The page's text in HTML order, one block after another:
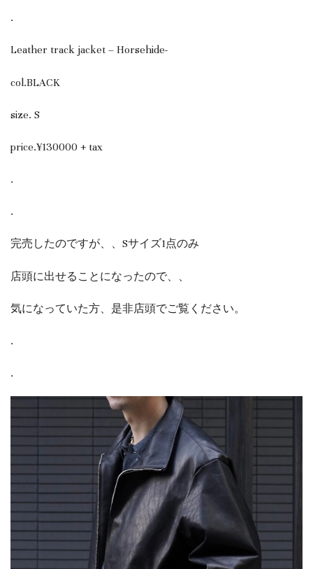
.
Leather track jacket – Horsehide-
col.BLACK
size. S
price.¥130000 + tax
.
.
完売したのですが、、Sサイズ1点のみ
店頭に出せることになったので、、
気になっていた方、是非店頭でご覧ください。
.
.